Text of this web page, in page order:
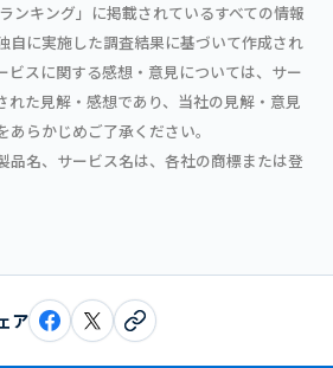
ンキング」に掲載されているすべての情報
自に実施した調査結果に基づいて作成され
ビスに関する感想・意見については、サー
れた見解・感想であり、当社の見解・意見
らかじめご了承ください。
品名、サービス名は、各社の商標または登
ア